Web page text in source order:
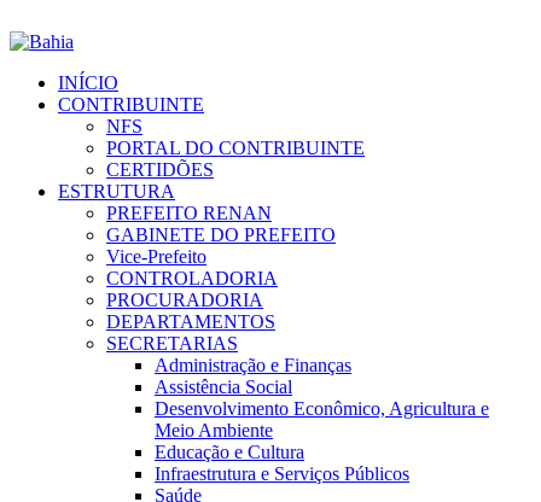
INÍCIO
CONTRIBUINTE
NFS
PORTAL DO CONTRIBUINTE
CERTIDÕES
ESTRUTURA
PREFEITO RENAN
GABINETE DO PREFEITO
Vice-Prefeito
CONTROLADORIA
PROCURADORIA
DEPARTAMENTOS
SECRETARIAS
Administração e Finanças
Assistência Social
Desenvolvimento Econômico, Agricultura e
Meio Ambiente
Educação e Cultura
Infraestrutura e Serviços Públicos
Saúde